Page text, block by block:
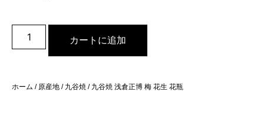
カートに追加
ホーム / 原産地 / 九谷焼 / 九谷焼 浅倉正博 梅 花生 花瓶